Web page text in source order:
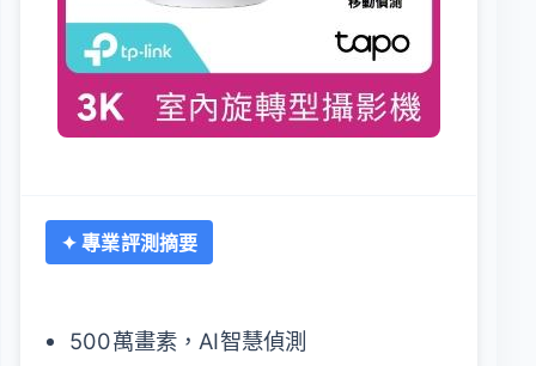
✦ 專業評測摘要
500萬畫素，AI智慧偵測